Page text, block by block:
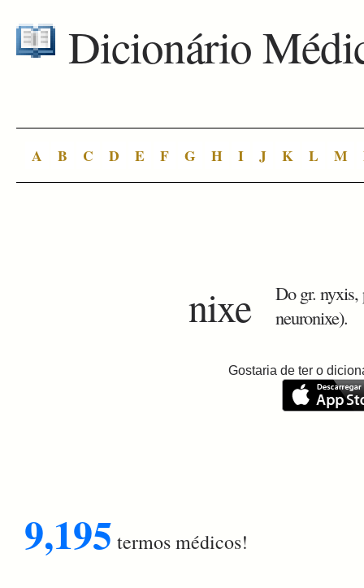
Dicionário
A B C D E F G H I J K L M
nixe
Do gr. nyxis,
neuronixe).
Gostaria de ter o
9,195 termos médicos!